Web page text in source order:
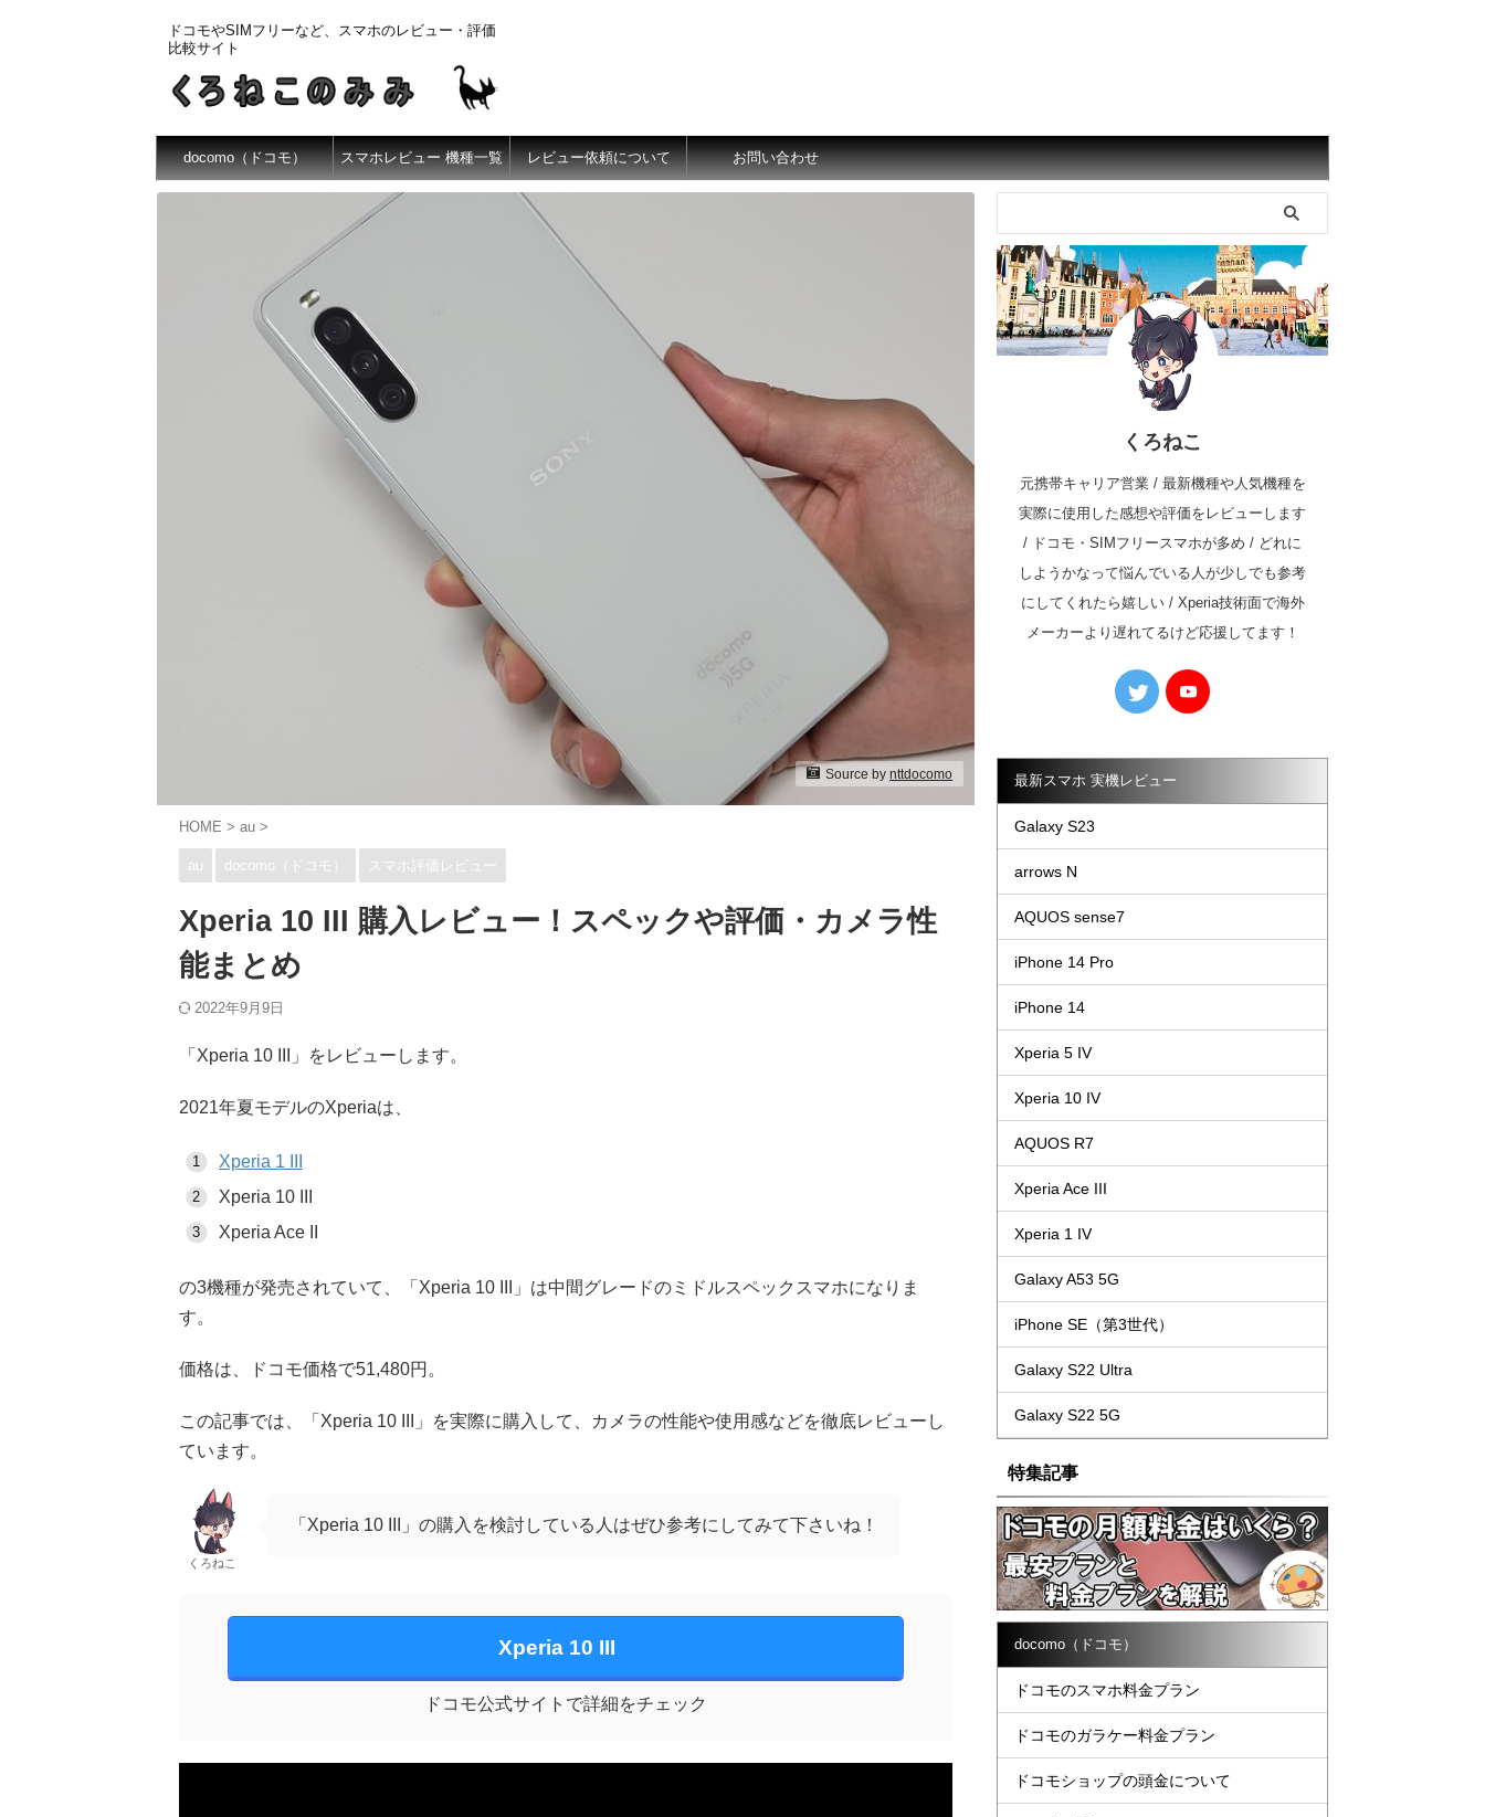
ドコモやSIMフリーなど、スマホのレビュー・評価
比較サイト
docomo（ドコモ） スマホレビュー 機種一覧 レビュー依頼について お問い合わせ
Source by nttdocomo
HOME > au >
au docomo（ドコモ） スマホ評価レビュー
Xperia 10 III 購入レビュー！スペックや評価・カメラ性
能まとめ
2022年9月9日
「Xperia 10 III」をレビューします。
2021年夏モデルのXperiaは、
Xperia 1 III
Xperia 10 III
Xperia Ace II
の3機種が発売されていて、「Xperia 10 III」は中間グレードのミドルスペックスマホになりま
す。
価格は、ドコモ価格で51,480円。
この記事では、「Xperia 10 III」を実際に購入して、カメラの性能や使用感などを徹底レビューし
ています。
くろねこ
「Xperia 10 III」の購入を検討している人はぜひ参考にしてみて下さいね！
Xperia 10 III
ドコモ公式サイトで詳細をチェック
くろねこ
元携帯キャリア営業 / 最新機種や人気機種を
実際に使用した感想や評価をレビューします
/ ドコモ・SIMフリースマホが多め / どれに
しようかなって悩んでいる人が少しでも参考
にしてくれたら嬉しい / Xperia技術面で海外
メーカーより遅れてるけど応援してます！
最新スマホ 実機レビュー
Galaxy S23
arrows N
AQUOS sense7
iPhone 14 Pro
iPhone 14
Xperia 5 IV
Xperia 10 IV
AQUOS R7
Xperia Ace III
Xperia 1 IV
Galaxy A53 5G
iPhone SE（第3世代）
Galaxy S22 Ultra
Galaxy S22 5G
特集記事
docomo（ドコモ）
ドコモのスマホ料金プラン
ドコモのガラケー料金プラン
ドコモショップの頭金について